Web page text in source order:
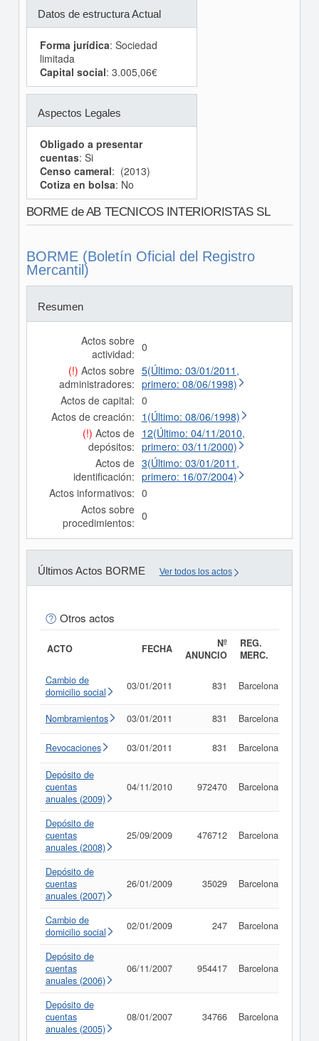
Datos de estructura Actual
Forma jurídica: Sociedad
limitada
Capital social: 3.005,06€
Aspectos Legales
Obligado a presentar
cuentas: Si
Censo cameral: (2013)
Cotiza en bolsa: No
BORME de AB TECNICOS INTERIORISTAS SL
BORME (Boletín Oficial del Registro
Mercantil)
Resumen
Actos sobre
actividad: 0
(!) Actos sobre
administradores:
5(Último: 03/01/2011,
primero: 08/06/1998)
Actos de capital: 0
Actos de creación: 1(Último: 08/06/1998)
(!) Actos de
depósitos:
12(Último: 04/11/2010,
primero: 03/11/2000)
Actos de
identificación:
3(Último: 03/01/2011,
primero: 16/07/2004)
Actos informativos: 0
Actos sobre
procedimientos: 0
Últimos Actos BORME Ver todos los actos
Otros actos
ACTO FECHA
Nº
ANUNCIO
REG.
MERC.
Cambio de
domicilio social
03/01/2011 831 Barcelona
Nombramientos 03/01/2011 831 Barcelona
Revocaciones 03/01/2011 831 Barcelona
Depósito de
cuentas
anuales (2009)
04/11/2010 972470 Barcelona
Depósito de
cuentas
anuales (2008)
25/09/2009 476712 Barcelona
Depósito de
cuentas
anuales (2007)
26/01/2009 35029 Barcelona
Cambio de
domicilio social
02/01/2009 247 Barcelona
Depósito de
cuentas
anuales (2006)
06/11/2007 954417 Barcelona
Depósito de
cuentas
anuales (2005)
08/01/2007 34766 Barcelona